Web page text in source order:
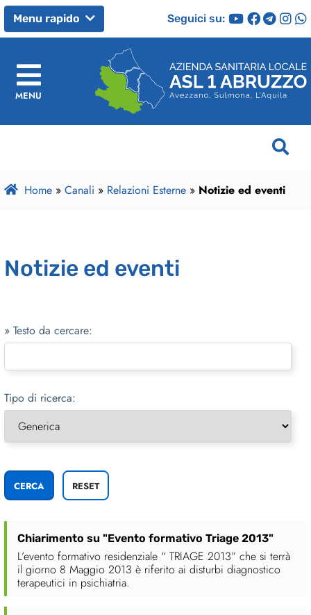
Menu rapido Seguici su:
MENU
Home » Canali » Relazioni Esterne » Notizie ed eventi
Notizie ed eventi
» Testo da cercare:
Tipo di ricerca:
Chiarimento su "Evento formativo Triage 2013"
L’evento formativo residenziale “ TRIAGE 2013” che si terrà
il giorno 8 Maggio 2013 è riferito ai disturbi diagnostico
terapeutici in psichiatria.